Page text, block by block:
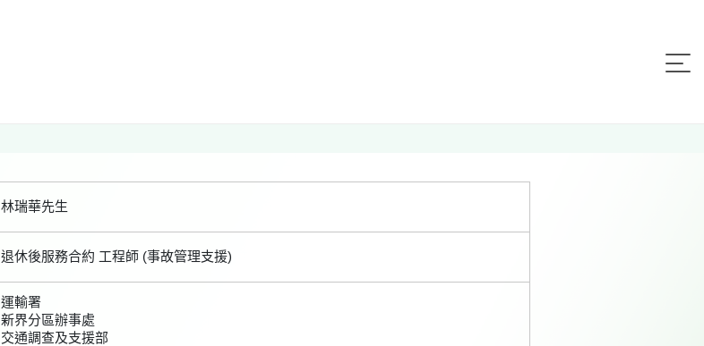
林瑞華先生
退休後服務合約 工程師 (事故管理支援)
運輸署
新界分區辦事處
交通調查及支援部